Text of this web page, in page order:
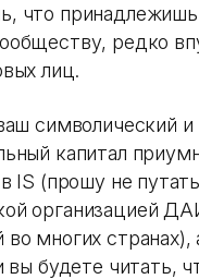
что принадлежишь
редко
лиц.
символический и
капитал
IS (прошу не
организацией
многих странах),
вы будете читать,